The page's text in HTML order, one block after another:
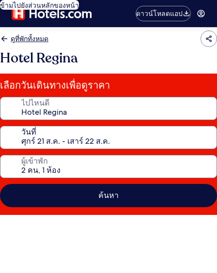
ข้ามไปยังส่วนหลักของหน้า
ดาวน์โหลดแอป
ดูที่พักทั้งหมด
Hotel Regina
เลือกวันเดินทางเพื่อดูราคา
ไปไหนดี
วันที่
ผู้เข้าพัก
ค้นหา